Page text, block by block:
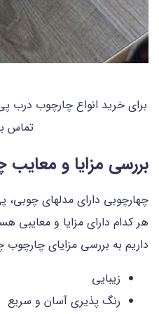
برای خرید انواع چارچوب
تماس
بررسی مزایا و
چهارچوبی دارای مدلهای
هر کدام دارای مزایا و معایبی
داریم به بررسی مزایای چارچوب
زیبایی
رنگ پذیری آسان و سریع